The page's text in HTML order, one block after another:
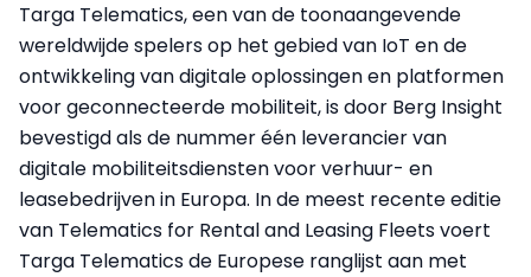
Targa Telematics, een van de toonaangevende
wereldwijde spelers op het gebied van IoT en de
ontwikkeling van digitale oplossingen en platformen
voor geconnecteerde mobiliteit, is door Berg Insight
bevestigd als de nummer één leverancier van
digitale mobiliteitsdiensten voor verhuur- en
leasebedrijven in Europa. In de meest recente editie
van Telematics for Rental and Leasing Fleets voert
Targa Telematics de Europese ranglijst aan met